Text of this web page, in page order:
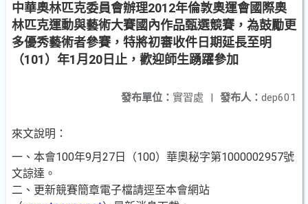
中華奧林匹克委員會辦理2012年倫敦奧運會國際奧
林匹克運動與藝術大賽國內作品甄選競賽，為鼓勵更
多優秀藝術者參賽，特將初審收件日期延長至明
（101）年1月20日止，歡迎師生踴躍參加
發布人： dep601
發布單位： 實習處 |
來文說明：
一、本會100年9月27日（100）華奧秘字第1000002957號
文諒達。
二、更新競賽簡章電子檔請逕至本會網站